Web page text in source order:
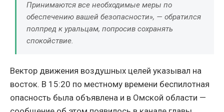
Принимаются все необходимые меры по
обеспечению вашей безопасности», — обратился
полпред к уральцам, попросив сохранять
спокойствие.
Вектор движения воздушных целей указывал на
восток. В 15:20 по местному времени беспилотная
опасность была объявлена и в Омской области —